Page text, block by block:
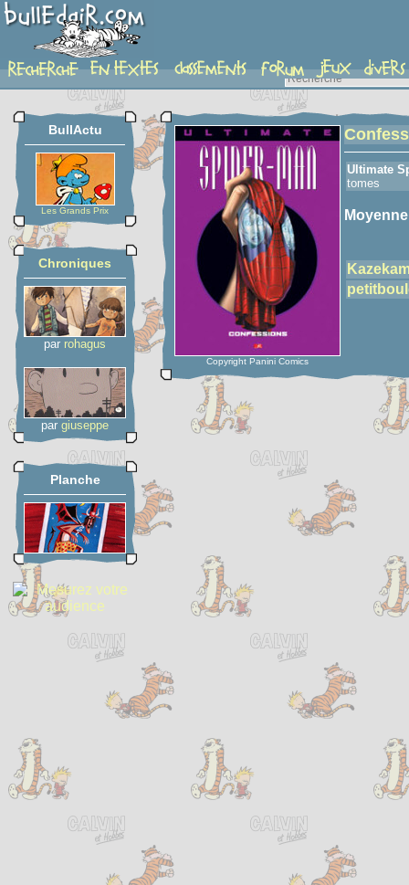
detail-etoiles
BullActu
Les Grands Prix
Chroniques
par rohagus
par giuseppe
Planche
Copyright Panini Comics
Ultimate
tomes
Moyenne